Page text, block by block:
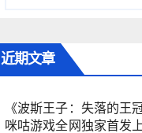
近期文章
《波斯王子：失落的王
咪咕游戏全网独家首发